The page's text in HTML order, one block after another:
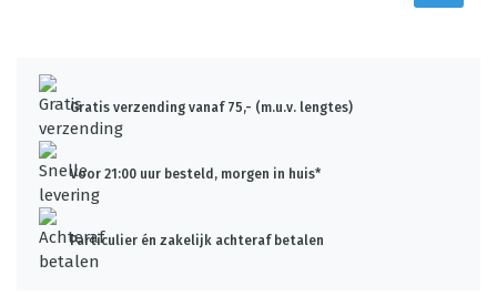
Gratis verzending vanaf 75,- (m.u.v. lengtes)
Voor 21:00 uur besteld, morgen in huis*
Particulier én zakelijk achteraf betalen